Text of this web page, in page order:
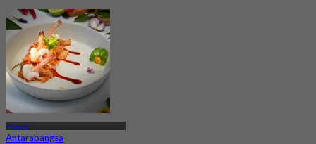
Phuket
Antarabangsa